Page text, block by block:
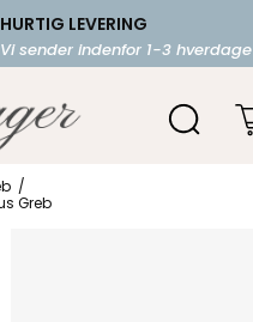
HURTIG LEVERING
Vi sender indenfor 1-3 hverdage
FRI FRAGT OVER 599.-
Starter fra 39,-
/
Greb